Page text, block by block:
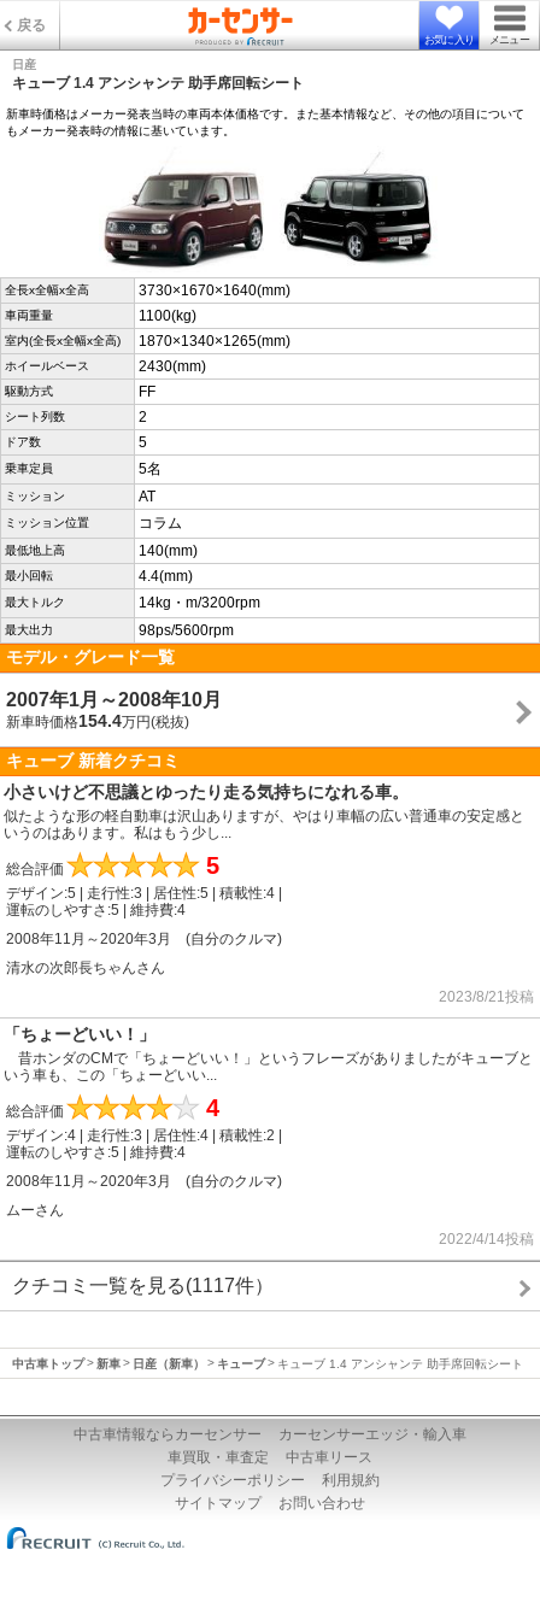
戻る
お気に入り メニュー
日産
キューブ 1.4 アンシャンテ 助手席回転シート
新車時価格はメーカー発表当時の車両本体価格です。また基本情報など、その他の項目について
もメーカー発表時の情報に基いています。
全長x全幅x全高 3730×1670×1640(mm)
車両重量 1100(kg)
室内(全長x全幅x全高) 1870×1340×1265(mm)
ホイールベース 2430(mm)
駆動方式 FF
シート列数 2
ドア数 5
乗車定員 5名
ミッション AT
ミッション位置 コラム
最低地上高 140(mm)
最小回転 4.4(mm)
最大トルク 14kg・m/3200rpm
最大出力 98ps/5600rpm
モデル・グレード一覧
2007年1月～2008年10月
新車時価格154.4万円(税抜)
キューブ 新着クチコミ
小さいけど不思議とゆったり走る気持ちになれる車。
似たような形の軽自動車は沢山ありますが、やはり車幅の広い普通車の安定感と
いうのはあります。私はもう少し...
総合評価 ★★★★★ 5
デザイン:5 | 走行性:3 | 居住性:5 | 積載性:4 |
運転のしやすさ:5 | 維持費:4
2008年11月～2020年3月 (自分のクルマ)
清水の次郎長ちゃんさん
2023/8/21投稿
「ちょーどいい！」
昔ホンダのCMで「ちょーどいい！」というフレーズがありましたがキューブと
いう車も、この「ちょーどいい...
総合評価 ★★★★★ 4
デザイン:4 | 走行性:3 | 居住性:4 | 積載性:2 |
運転のしやすさ:5 | 維持費:4
2008年11月～2020年3月 (自分のクルマ)
ムーさん
2022/4/14投稿
クチコミ一覧を見る(1117件）
中古車トップ 新車 日産（新車） キューブ キューブ 1.4 アンシャンテ 助手席回転シート
中古車情報ならカーセンサー
カーセンサーエッジ・輸入車
車買取・車査定
中古車リース
プライバシーポリシー
利用規約
サイトマップ
お問い合わせ